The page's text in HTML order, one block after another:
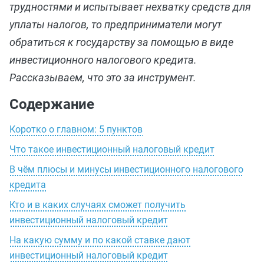
трудностями и испытывает нехватку средств для
уплаты налогов, то предприниматели могут
обратиться к государству за помощью в виде
инвестиционного налогового кредита.
Рассказываем, что это за инструмент.
Содержание
Коротко о главном: 5 пунктов
Что такое инвестиционный налоговый кредит
В чём плюсы и минусы инвестиционного налогового
кредита
Кто и в каких случаях сможет получить
инвестиционный налоговый кредит
На какую сумму и по какой ставке дают
инвестиционный налоговый кредит